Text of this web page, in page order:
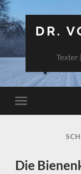
DR.
Texter
Mobile-
Menü
Die